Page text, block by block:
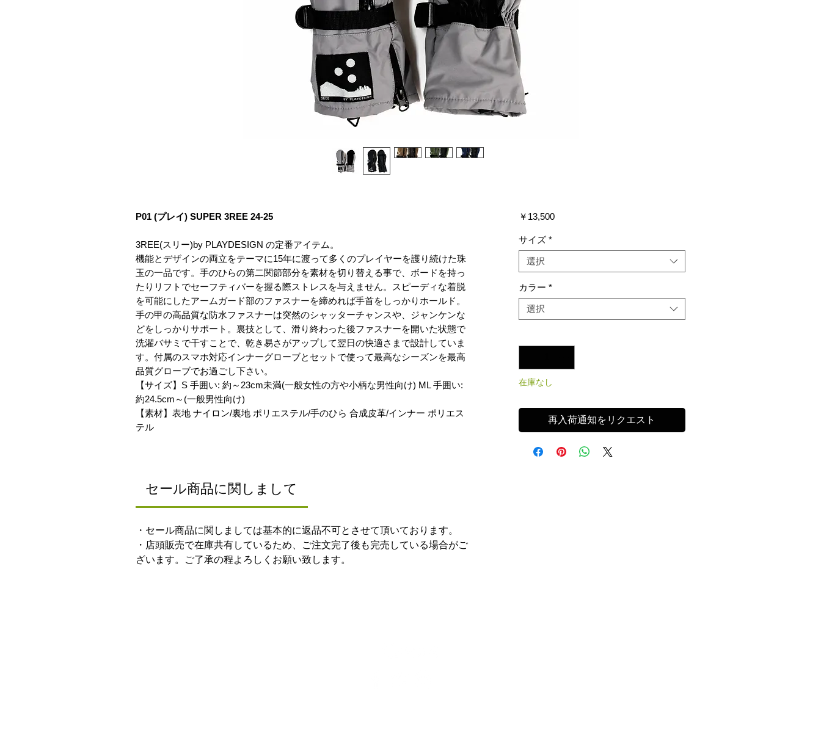
P01 (プレイ) SUPER 3REE 24-25
3REE(スリー)by PLAYDESIGN の定番アイテム。
機能とデザインの両立をテーマに15年に渡って多くのプレイヤーを護り続けた珠
玉の一品です。手のひらの第二関節部分を素材を切り替える事で、ボードを持っ
たりリフトでセーフティバーを握る際ストレスを与えません。スピーディな着脱
を可能にしたアームガード部のファスナーを締めれば手首をしっかりホールド。
手の甲の高品質な防水ファスナーは突然のシャッターチャンスや、ジャンケンな
どをしっかりサポート。裏技として、滑り終わった後ファスナーを開いた状態で
洗濯バサミで干すことで、乾き易さがアップして翌日の快適さまで設計していま
す。付属のスマホ対応インナーグローブとセットで使って最高なシーズンを最高
品質グローブでお過ごし下さい。
【サイズ】S 手囲い: 約～23cm未満(一般女性の方や小柄な男性向け) ML 手囲い:
約24.5cm～(一般男性向け)
【素材】表地 ナイロン/裏地 ポリエステル/手のひら 合成皮革/インナー ポリエス
テル
セール商品に関しまして
・セール商品に関しましては基本的に返品不可とさせて頂いております。
・店頭販売で在庫共有しているため、ご注文完了後も完売している場合がご
ざいます。ご了承の程よろしくお願い致します。
￥13,500価
サイズ *
選択
カラー *
選択
在庫なし
再入荷通知をリクエスト